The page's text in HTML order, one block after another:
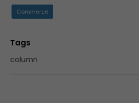
Commerce
Tags
column